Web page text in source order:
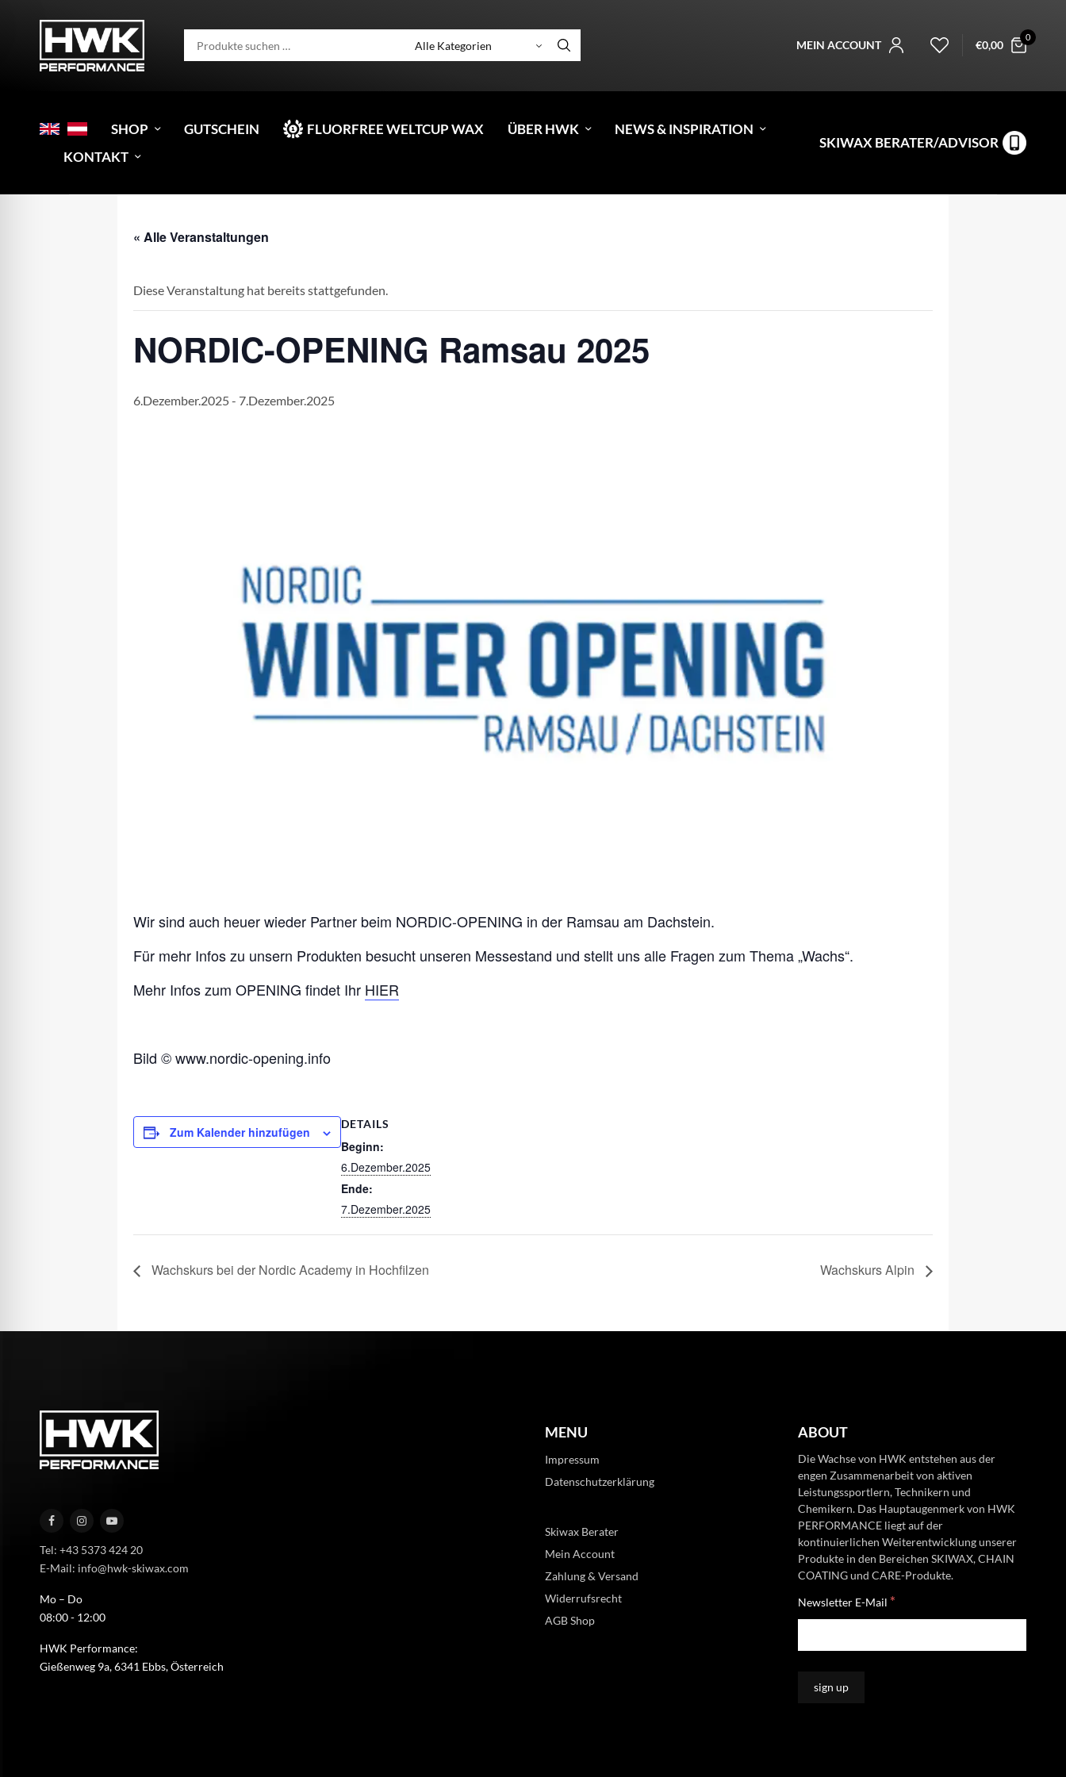
MEIN ACCOUNT €0,00
0
SHOP GUTSCHEIN FLUORFREE WELTCUP WAX ÜBER HWK
NEWS & INSPIRATION
KONTAKT
SKIWAX BERATER/ADVISOR
« Alle Veranstaltungen
Diese Veranstaltung hat bereits stattgefunden.
NORDIC-OPENING Ramsau 2025
6.Dezember.2025- 7.Dezember.2025
Wir sind auch heuer wieder Partner beim NORDIC-OPENING in der Ramsau am Dachstein.
Für mehr Infos zu unsern Produkten besucht unseren Messestand und stellt uns alle Fragen zum Thema „Wachs“.
Mehr Infos zum OPENING findet Ihr HIER
Bild © www.nordic-opening.info
Zum Kalender hinzufügen
DETAILS
Beginn:
6.Dezember.2025
Ende:
7.Dezember.2025
Wachskurs bei der Nordic Academy in Hochfilzen Wachskurs Alpin
Tel: +43 5373 424 20
E-Mail: info@hwk-skiwax.com
Mo – Do
08:00 - 12:00
HWK Performance:
Gießenweg 9a, 6341 Ebbs, Österreich
MENU
Impressum
Datenschutzerklärung
Skiwax Berater
Mein Account
Zahlung & Versand
Widerrufsrecht
AGB Shop
ABOUT
Die Wachse von HWK entstehen aus der
engen Zusammenarbeit von aktiven
Leistungssportlern, Technikern und
Chemikern. Das Hauptaugenmerk von HWK
PERFORMANCE liegt auf der
kontinuierlichen Weiterentwicklung unserer
Produkte in den Bereichen SKIWAX, CHAIN
COATING und CARE-Produkte.
Newsletter E-Mail *